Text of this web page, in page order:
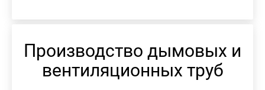
Производство дымовых и
вентиляционных труб